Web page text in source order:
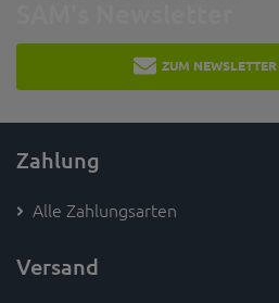
ZUM
Zahlung
Alle Zahlungsarten
Versand